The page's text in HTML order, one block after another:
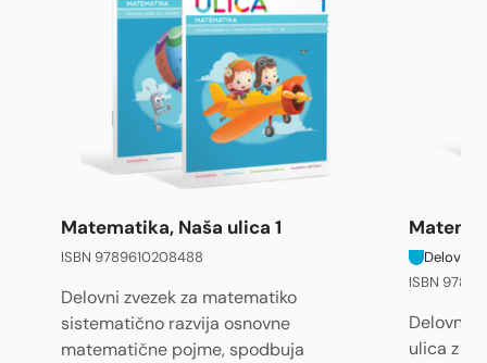
Matematika, Naša ulica 1
ISBN 9789610208488
Delovni zvezek za matematiko
sistematično razvija osnovne
matematične pojme, spodbuja
Delovni
ISBN
Delovni
ulica z